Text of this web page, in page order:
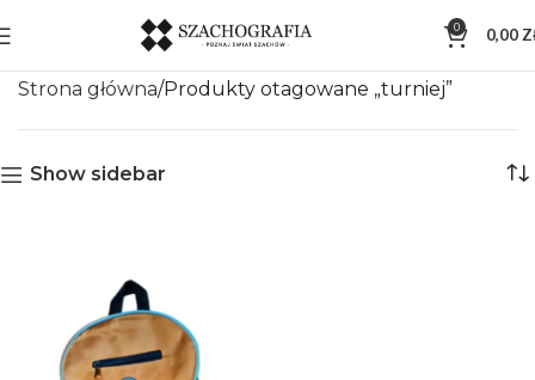
0 0,00
Strona główna Produkty otagowane „turniej”
Show sidebar